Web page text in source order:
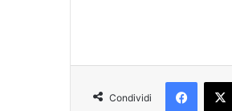
Condividi